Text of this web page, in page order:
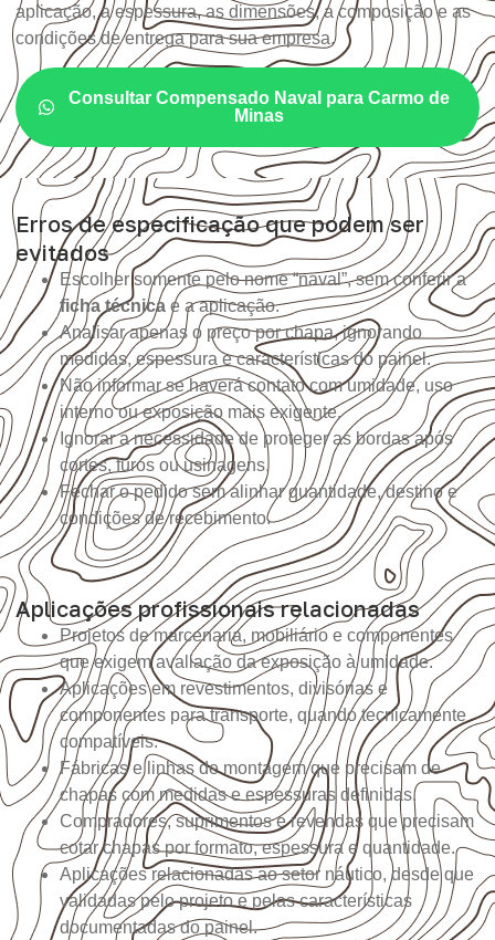
aplicação, a espessura, as dimensões, a composição e as
condições de entrega para sua empresa.
Consultar Compensado Naval para Carmo de
Minas
Erros de especificação que podem ser
evitados
Escolher somente pelo nome “naval”, sem conferir a
ficha técnica e a aplicação.
Analisar apenas o preço por chapa, ignorando
medidas, espessura e características do painel.
Não informar se haverá contato com umidade, uso
interno ou exposição mais exigente.
Ignorar a necessidade de proteger as bordas após
cortes, furos ou usinagens.
Fechar o pedido sem alinhar quantidade, destino e
condições de recebimento.
Aplicações profissionais relacionadas
Projetos de marcenaria, mobiliário e componentes
que exigem avaliação da exposição à umidade.
Aplicações em revestimentos, divisórias e
componentes para transporte, quando tecnicamente
compatíveis.
Fábricas e linhas de montagem que precisam de
chapas com medidas e espessuras definidas.
Compradores, suprimentos e revendas que precisam
cotar chapas por formato, espessura e quantidade.
Aplicações relacionadas ao setor náutico, desde que
validadas pelo projeto e pelas características
documentadas do painel.